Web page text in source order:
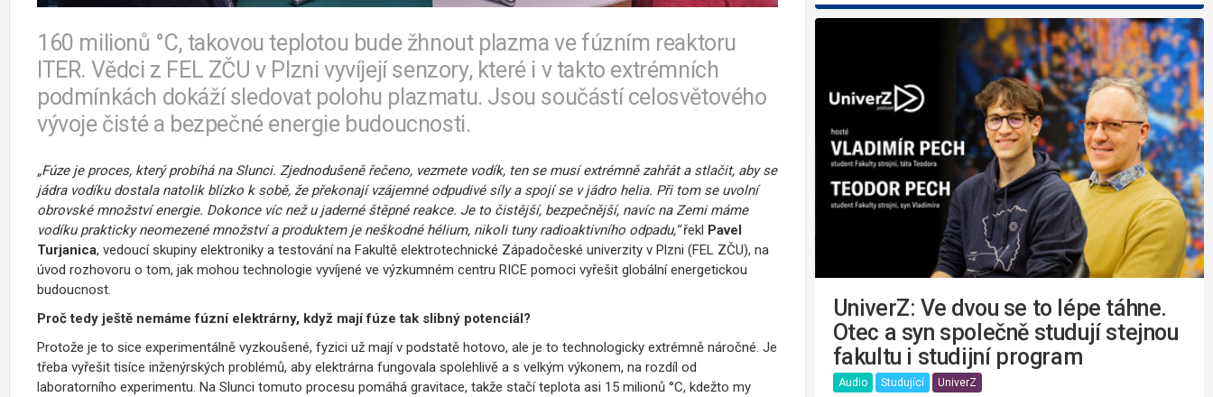
160 milionů °C, takovou teplotou bude žhnout plazma ve fúzním reaktoru
ITER. Vědci z FEL ZČU v Plzni vyvíjejí senzory, které i v takto extrémních
podmínkách dokáží sledovat polohu plazmatu. Jsou součástí celosvětového
vývoje čisté a bezpečné energie budoucnosti.
„Fúze je proces, který probíhá na Slunci. Zjednodušeně řečeno, vezmete vodík, ten se musí extrémně zahřát a stlačit, aby se
jádra vodíku dostala natolik blízko k sobě, že překonají vzájemné odpudivé síly a spojí se v jádro helia. Při tom se uvolní
obrovské množství energie. Dokonce víc než u jaderné štěpné reakce. Je to čistější, bezpečnější, navíc na Zemi máme
vodíku prakticky neomezené množství a produktem je neškodné hélium, nikoli tuny radioaktivního odpadu,“řekl Pavel
Turjanica, vedoucí skupiny elektroniky a testování na Fakultě elektrotechnické Západočeské univerzity v Plzni (FEL ZČU), na
úvod rozhovoru o tom, jak mohou technologie vyvíjené ve výzkumném centru RICE pomoci vyřešit globální energetickou
budoucnost.
Proč tedy ještě nemáme fúzní elektrárny, když mají fúze tak slibný potenciál?
Protože je to sice experimentálně vyzkoušené, fyzici už mají v podstatě hotovo, ale je to technologicky extrémně náročné. Je
třeba vyřešit tisíce inženýrských problémů, aby elektrárna fungovala spolehlivě a s velkým výkonem, na rozdíl od
laboratorního experimentu. Na Slunci tomuto procesu pomáhá gravitace, takže stačí teplota asi 15 milionů °C, kdežto my
UniverZ: Ve dvou se to lépe táhne.
Otec a syn společně studují stejnou
fakultu i studijní program
Audio Studující UniverZ